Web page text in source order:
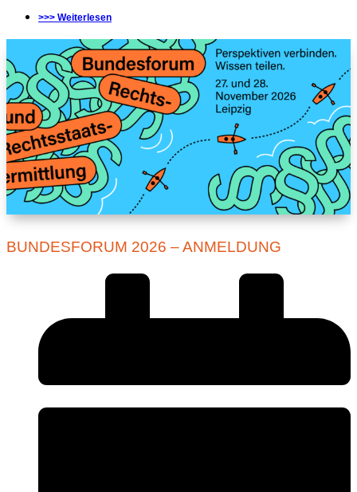
>>> Weiterlesen
BUNDESFORUM 2026 – ANMELDUNG